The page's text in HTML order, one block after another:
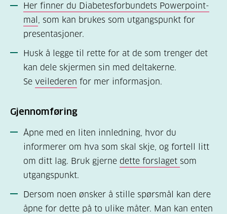
Her finner du Diabetesforbundets Powerpoint-
mal , som kan brukes som utgangspunkt for
presentasjoner.
Husk å legge til rette for at de som trenger det
kan dele skjermen sin med deltakerne.
Se veilederen for mer informasjon.
Gjennomføring
Åpne med en liten innledning, hvor du
informerer om hva som skal skje, og fortell litt
om ditt lag. Bruk gjerne dette forslaget som
utgangspunkt.
Dersom noen ønsker å stille spørsmål kan dere
åpne for dette på to ulike måter. Man kan enten